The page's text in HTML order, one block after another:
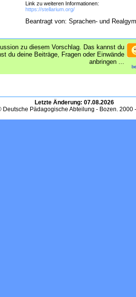
Link zu weiteren Informationen:
https://stellarium.org/
Beantragt von: Sprachen- und
zu diesem Vorschlag. Das kannst du
du deine Beiträge, Fragen oder Einwände
anbringen ...
Letzte Änderung: 07.08.2026
Deutsche Pädagogische Abteilung - Bozen. 2000